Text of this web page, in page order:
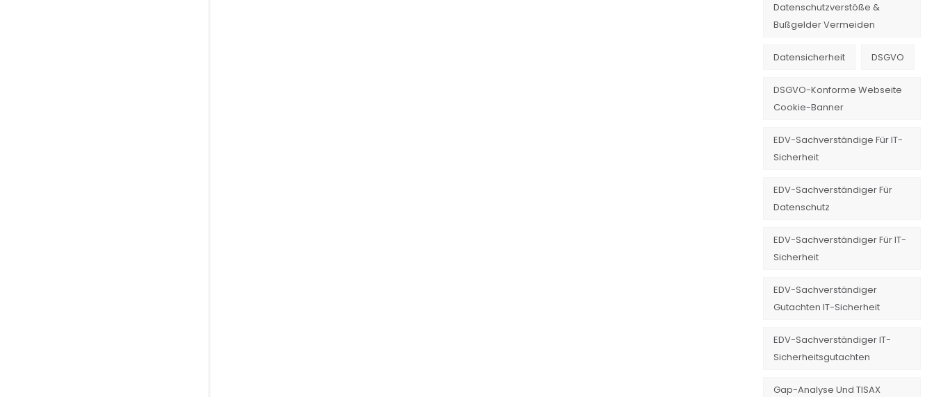
Datenschutzverstöße &
Bußgelder Vermeiden
Datensicherheit DSGVO
DSGVO-Konforme Webseite
Cookie-Banner
EDV-Sachverständige Für IT-
Sicherheit
EDV-Sachverständiger Für
Datenschutz
EDV-Sachverständiger Für IT-
Sicherheit
EDV-Sachverständiger
Gutachten IT-Sicherheit
EDV-Sachverständiger IT-
Sicherheitsgutachten
Gap-Analyse Und TISAX